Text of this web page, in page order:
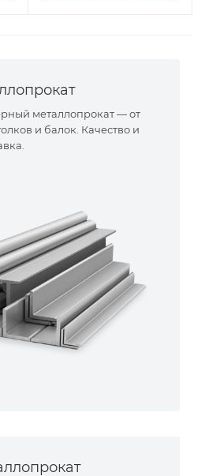
металлопрокат — от
и балок. Качество и